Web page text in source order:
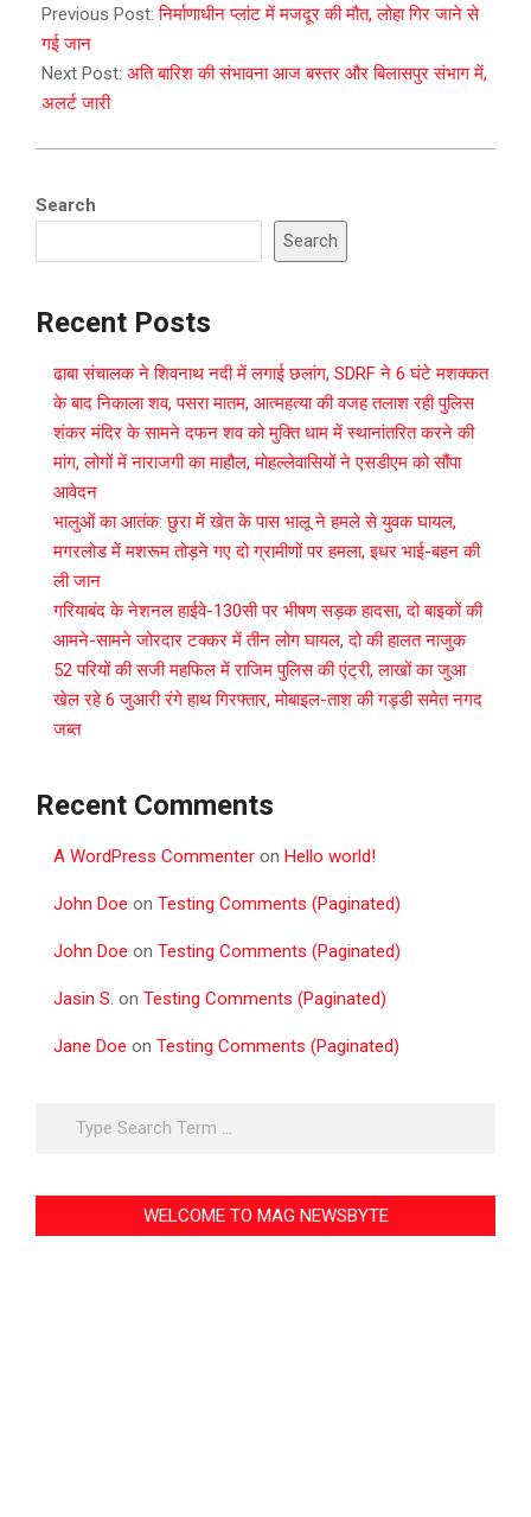
07-
25
Previous Post:निर्माणाधीन प्लांट में मजदूर की मौत, लोहा गिर जाने से
गई जान
Next Post: अति बारिश की संभावना आज बस्तर और बिलासपुर संभाग में,
अलर्ट जारी
Search
Search
Recent Posts
ढाबा संचालक ने शिवनाथ नदी में लगाई छलांग, SDRF ने 6 घंटे मशक्कत
के बाद निकाला शव, पसरा मातम, आत्महत्या की वजह तलाश रही पुलिस
शंकर मंदिर के सामने दफन शव को मुक्ति धाम में स्थानांतरित करने की
मांग, लोगों में नाराजगी का माहौल, मोहल्लेवासियों ने एसडीएम को सौंपा
आवेदन
भालुओं का आतंक: छुरा में खेत के पास भालू ने हमले से युवक घायल,
मगरलोड में मशरूम तोड़ने गए दो ग्रामीणों पर हमला, इधर भाई-बहन की
ली जान
गरियाबंद के नेशनल हाईवे-130सी पर भीषण सड़क हादसा, दो बाइकों की
आमने-सामने जोरदार टक्कर में तीन लोग घायल, दो की हालत नाजुक
52 परियों की सजी महफिल में राजिम पुलिस की एंट्री, लाखों का जुआ
खेल रहे 6 जुआरी रंगे हाथ गिरफ्तार, मोबाइल-ताश की गड्डी समेत नगद
जब्त
Recent Comments
A WordPress Commenter on Hello world!
John Doe on Testing Comments (Paginated)
John Doe on Testing Comments (Paginated)
Jasin S. on Testing Comments (Paginated)
Jane Doe on Testing Comments (Paginated)
WELCOME TO MAG NEWSBYTE